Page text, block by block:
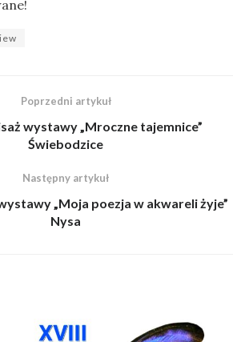
Poprzedni artykuł
wystawy „Mroczne tajemnice”
Świebodzice
Następny artykuł
„Moja poezja w akwareli żyje”
Nysa